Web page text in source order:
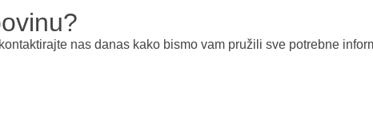
nas danas kako bismo vam pružili sve potrebne